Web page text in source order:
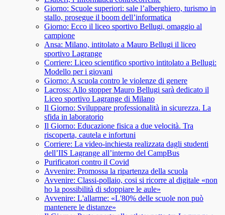
Giorno: Scuole superiori: sale l’alberghiero, turismo in
stallo, prosegue il boom dell’informatica
Giorno: Ecco il liceo sportivo Bellugi, omaggio al
campione
Ansa: ​​Milano, intitolato a Mauro Bellugi il liceo
sportivo Lagrange
Corriere: Liceo scientifico sportivo intitolato a Bellugi:
Modello per i giovani
Giorno: A scuola contro le violenze di genere
Lacross: Allo stopper Mauro Bellugi sarà dedicato il
Liceo sportivo Lagrange di Milano
Il Giorno: Sviluppare professionalità in sicurezza. La
sfida in laboratorio
Il Giorno: Educazione fisica a due velocità. Tra
riscoperta, cautela e infortuni
Corriere: La video-inchiesta realizzata dagli studenti
dell’IIS Lagrange all’interno del CampBus
Purificatori contro il Covid
Avvenire: Promossa la ripartenza della scuola
Avvenire: Classi-pollaio, cosi si ricorre al digitale «non
ho la possibilità di sdoppiare le aule»
Avvenire: L'allarme: «L'80% delle scuole non può
mantenere le distanze»